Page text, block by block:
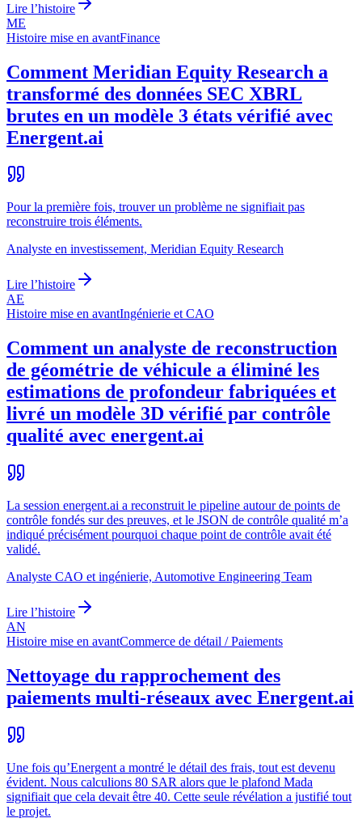
Lire l’histoire
ME
Histoire mise en avantFinance
Comment Meridian Equity Research a
transformé des données SEC XBRL
brutes en un modèle 3 états vérifié avec
Energent.ai
Pour la première fois, trouver un problème ne signifiait pas
reconstruire trois éléments.
Analyste en investissement, Meridian Equity Research
Lire l’histoire
AE
Histoire mise en avantIngénierie et CAO
Comment un analyste de reconstruction
de géométrie de véhicule a éliminé les
estimations de profondeur fabriquées et
livré un modèle 3D vérifié par contrôle
qualité avec energent.ai
La session energent.ai a reconstruit le pipeline autour de points de
contrôle fondés sur des preuves, et le JSON de contrôle qualité m’a
indiqué précisément pourquoi chaque point de contrôle avait été
validé.
Analyste CAO et ingénierie, Automotive Engineering Team
Lire l’histoire
AN
Histoire mise en avantCommerce de détail / Paiements
Nettoyage du rapprochement des
paiements multi-réseaux avec Energent.ai
Une fois qu’Energent a montré le détail des frais, tout est devenu
évident. Nous calculions 80 SAR alors que le plafond Mada
signifiait que cela devait être 40. Cette seule révélation a justifié tout
le projet.